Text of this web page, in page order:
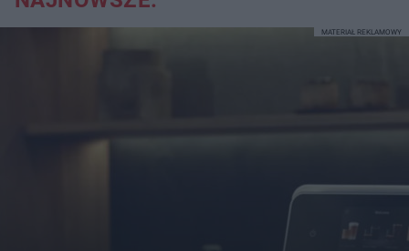
MATERIAŁ REKLAMOWY